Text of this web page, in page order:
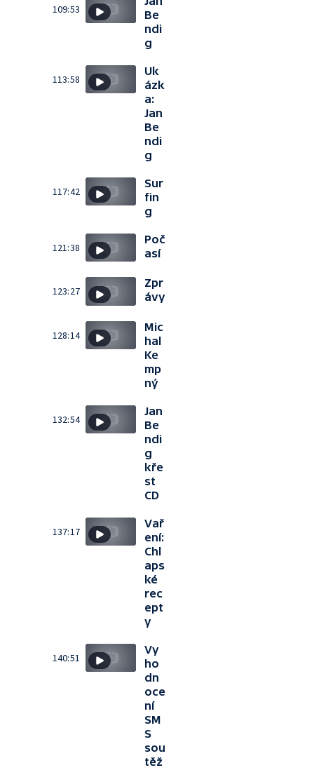
109:53
Be
ndi
g
113:58
Uk
ázk
a:
Jan
Be
ndi
g
117:42
Sur
fin
g
121:38
Poč
así
123:27
Zpr
ávy
128:14
Mic
hal
Ke
mp
ný
132:54
Jan
Be
ndi
g
kře
st
CD
137:17
Vař
ení:
Chl
aps
ké
rec
ept
y
140:51
Vy
ho
dn
oce
ní
SM
S
sou
těž